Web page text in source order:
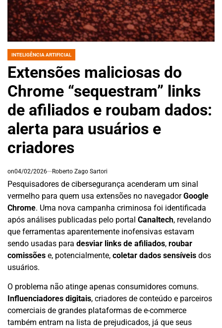
POSTED
INTELIGÊNCIA ARTIFICIAL
Extensões maliciosas do
Chrome “sequestram” links
de afiliados e roubam dados:
alerta para usuários e
criadores
on04/02/2026 Roberto Zago Sartori
Pesquisadores de cibersegurança acenderam um sinal
vermelho para quem usa extensões no navegadorGoogle
Chrome. Uma nova campanha criminosa foi identificada
após análises publicadas pelo portal Canaltech, revelando
que ferramentas aparentemente inofensivas estavam
sendo usadas para desviar links de afiliados, roubar
comissões e, potencialmente, coletar dados sensíveis dos
usuários.
O problema não atinge apenas consumidores comuns.
Influenciadores digitais, criadores de conteúdo e parceiros
comerciais de grandes plataformas de e-commerce
também entram na lista de prejudicados, já que seus